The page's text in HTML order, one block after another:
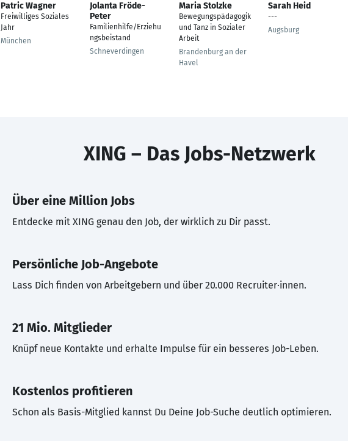
Patric Wagner
Freiwilliges Soziales
Jahr
München
Jolanta Fröde-
Peter
Familienhilfe/Erziehu
ngsbeistand
Schneverdingen
Maria Stolzke
Bewegungspädagogik
und Tanz in Sozialer
Arbeit
Brandenburg an der
Havel
Sarah Heid
---
Augsburg
XING – Das Jobs-Netzwerk
Über eine Million Jobs
Entdecke mit XING genau den Job, der wirklich zu Dir passt.
Persönliche Job-Angebote
Lass Dich finden von Arbeitgebern und über 20.000 Recruiter·innen.
21 Mio. Mitglieder
Knüpf neue Kontakte und erhalte Impulse für ein besseres Job-Leben.
Kostenlos profitieren
Schon als Basis-Mitglied kannst Du Deine Job-Suche deutlich optimieren.